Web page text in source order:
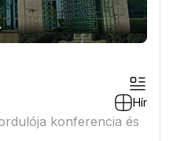
Hír
konferencia és